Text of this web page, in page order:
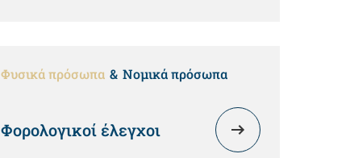
Φυσικά πρόσωπα Νομικά πρόσωπα
Φορολογικοί έλεγχοι